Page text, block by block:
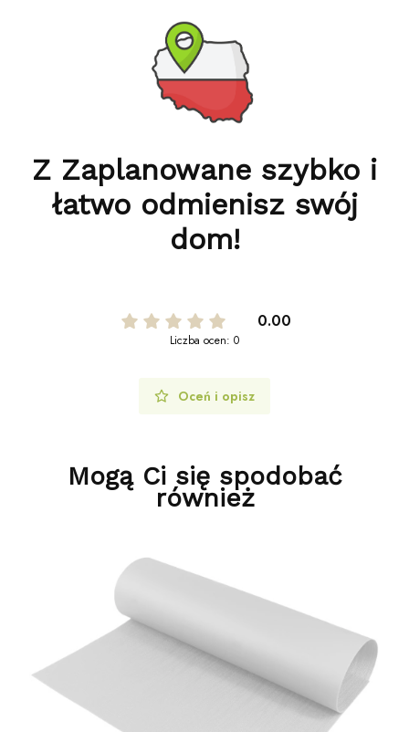
Z Zaplanowane szybko i
łatwo odmienisz swój
dom!
0.00
Liczba ocen: 0
Oceń i opisz
Mogą Ci się spodobać
również